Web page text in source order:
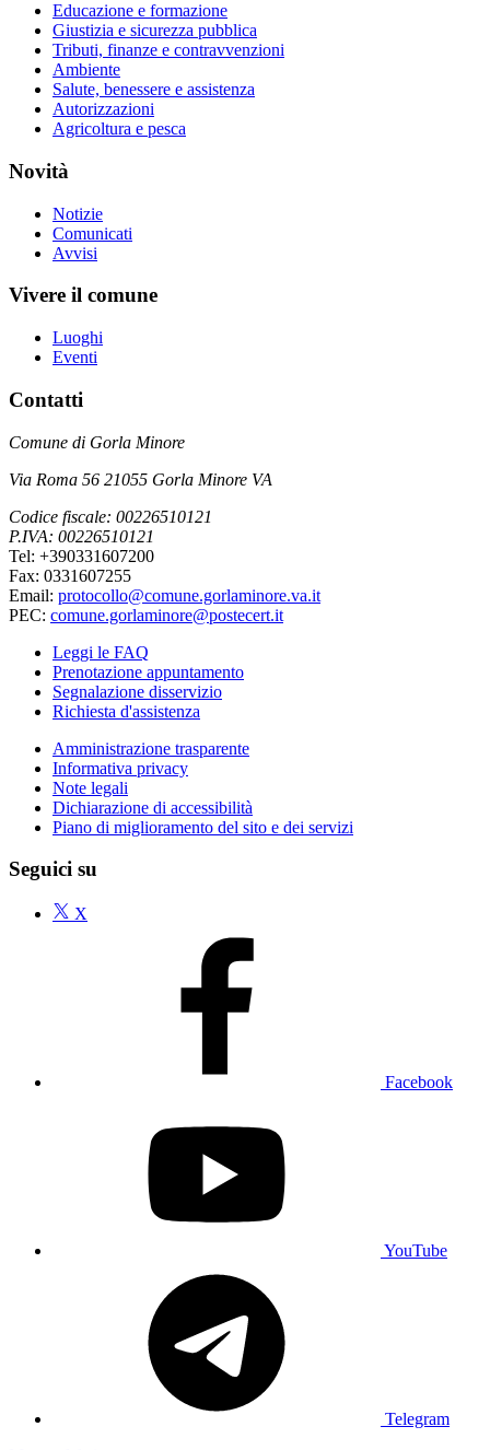
Educazione e formazione
Giustizia e sicurezza pubblica
Tributi, finanze e contravvenzioni
Ambiente
Salute, benessere e assistenza
Autorizzazioni
Agricoltura e pesca
Novità
Notizie
Comunicati
Avvisi
Vivere il comune
Luoghi
Eventi
Contatti
Comune di Gorla Minore
Via Roma 56 21055 Gorla Minore VA
Codice fiscale: 00226510121
P.IVA: 00226510121
Tel: +390331607200
Fax: 0331607255
Email: protocollo@comune.gorlaminore.va.it
PEC: comune.gorlaminore@postecert.it
Leggi le FAQ
Prenotazione appuntamento
Segnalazione disservizio
Richiesta d'assistenza
Amministrazione trasparente
Informativa privacy
Note legali
Dichiarazione di accessibilità
Piano di miglioramento del sito e dei servizi
Seguici su
X
Facebook
YouTube
Telegram